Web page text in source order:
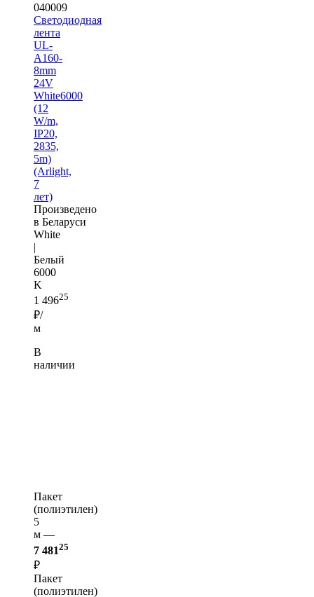
040009
Светодиодная
лента
UL-
A160-
8mm
24V
White6000
(12
W/m,
IP20,
2835,
5m)
(Arlight,
7
лет)
Произведено
в Беларуси
White
|
Белый
6000
K
1 49625
₽/
м
В
наличии
Пакет
(полиэтилен)
5
м —
7 48125
₽
Пакет
(полиэтилен)